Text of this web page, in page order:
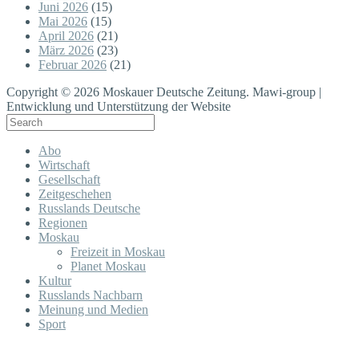
Juni 2026 (15)
Mai 2026 (15)
April 2026 (21)
März 2026 (23)
Februar 2026 (21)
Copyright © 2026 Moskauer Deutsche Zeitung. Mawi-group |
Entwicklung und Unterstützung der Website
Abo
Wirtschaft
Gesellschaft
Zeitgeschehen
Russlands Deutsche
Regionen
Moskau
Freizeit in Moskau
Planet Moskau
Kultur
Russlands Nachbarn
Meinung und Medien
Sport